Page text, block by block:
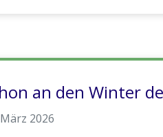
an den Winter
2026